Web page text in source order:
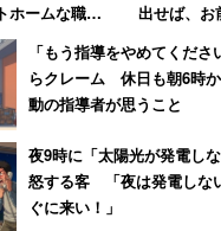
めのフレームワークを活
だけに頼ると、その日
てしまうことがありま
考を明確にするための
ょう。
ホームな職場
が号泣
出せば、お
なる」発
長を罵倒し
「もう指導をやめてくだ
らクレーム 休日も朝6時
動の指導者が思うこと
夜9時に「太陽光が発電し
怒する客 「夜は発電しな
ぐに来い！」